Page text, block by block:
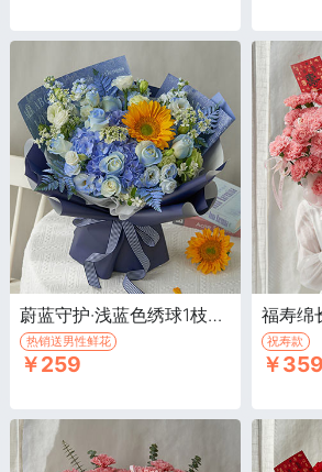
蔚蓝守护·浅蓝色绣球1枝，绿心向日葵1枝
热销送男性鲜花
￥259
祝寿款
￥359